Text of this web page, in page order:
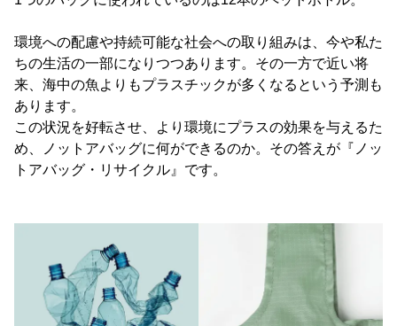
環境への配慮や持続可能な社会への取り組みは、今や私た
ちの生活の一部になりつつあります。その一方で近い将
来、海中の魚よりもプラスチックが多くなるという予測も
あります。
この状況を好転させ、より環境にプラスの効果を与えるた
め、ノットアバッグに何ができるのか。その答えが『ノッ
トアバッグ・リサイクル』です。